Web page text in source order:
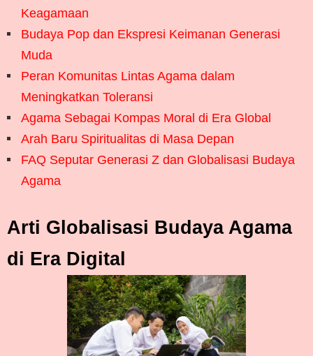
Keagamaan
Budaya Pop dan Ekspresi Keimanan Generasi
Muda
Peran Komunitas Lintas Agama dalam
Meningkatkan Toleransi
Agama Sebagai Kompas Moral di Era Global
Arah Baru Spiritualitas di Masa Depan
FAQ Seputar Generasi Z dan Globalisasi Budaya
Agama
Arti Globalisasi Budaya Agama
di Era Digital